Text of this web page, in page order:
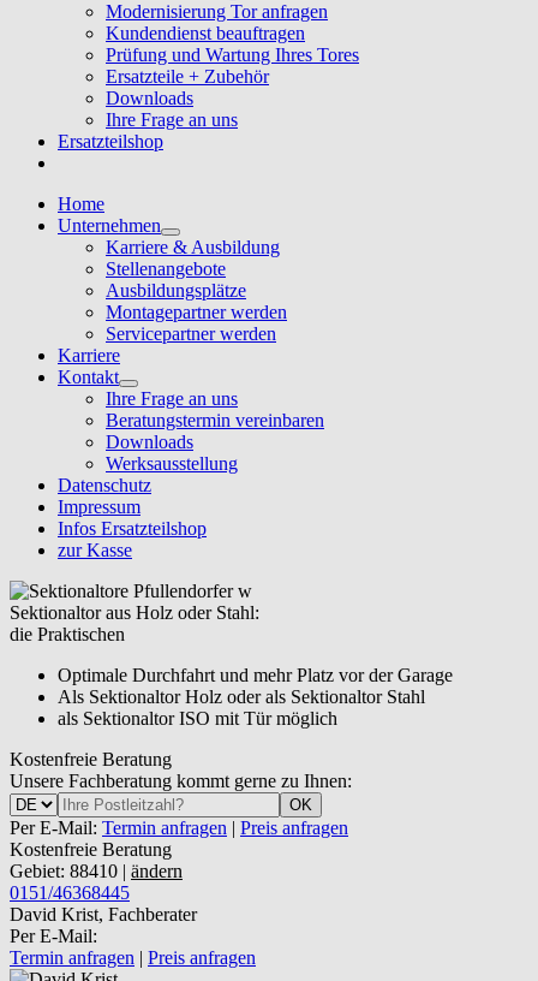
Modernisierung Tor anfragen
Kundendienst beauftragen
Prüfung und Wartung Ihres Tores
Ersatzteile + Zubehör
Downloads
Ihre Frage an uns
Ersatzteilshop
Home
Unternehmen
Karriere & Ausbildung
Stellenangebote
Ausbildungsplätze
Montagepartner werden
Servicepartner werden
Karriere
Kontakt
Ihre Frage an uns
Beratungstermin vereinbaren
Downloads
Werksausstellung
Datenschutz
Impressum
Infos Ersatzteilshop
zur Kasse
Sektionaltor aus Holz oder Stahl:
die Praktischen
Optimale Durchfahrt und mehr Platz vor der Garage
Als Sektionaltor Holz oder als Sektionaltor Stahl
als Sektionaltor ISO mit Tür möglich
Kostenfreie Beratung
Unsere Fachberatung kommt gerne zu Ihnen:
OK
Per E-Mail: Termin anfragen | Preis anfragen
Kostenfreie Beratung
Gebiet: 88410 | ändern
0151/46368445
David Krist, Fachberater
Per E-Mail:
Termin anfragen | Preis anfragen